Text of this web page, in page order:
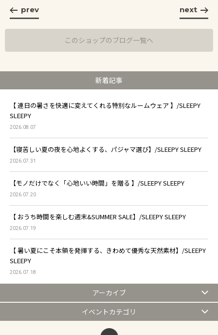
prev next
このショップのブログ一覧へ
新着記事
【 連日の暑さを快適に変えてくれる特別なルームウェア 】/SLEEPY
SLEEPY
2026.08.07
【寝苦しい夏の夜を心地よくする、パジャマ選び】/SLEEPY SLEEPY
2026.07.31
【モノだけでなく「心地いい時間」を贈る 】/SLEEPY SLEEPY
2026.07.20
【 おうち時間を楽しむ週末&SUMMER SALE】/SLEEPY SLEEPY
2026.07.19
【 暑い夏にこそ本領を発揮する、きわめて優秀な天然素材】/SLEEPY
SLEEPY
2026.07.18
アーカイブ
イベントカテゴリ